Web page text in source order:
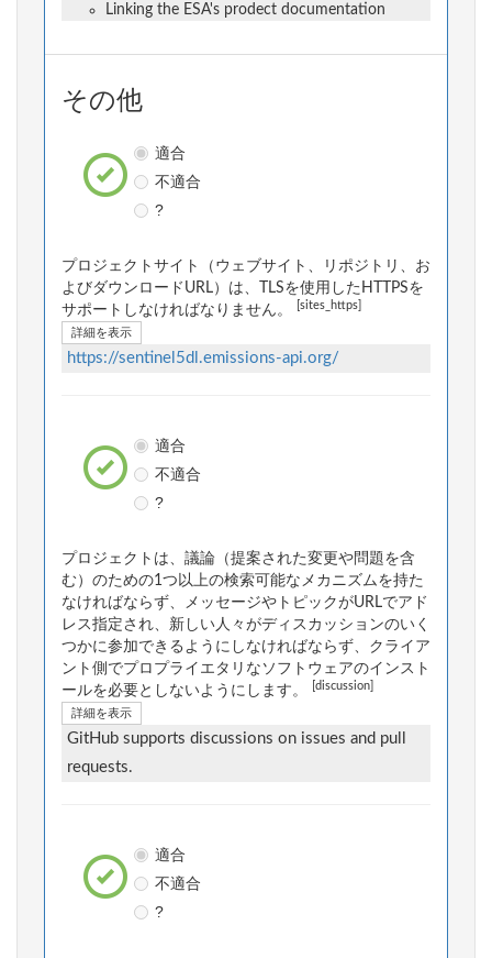
Linking the ESA's prodect documentation
その他
適合
不適合
?
プロジェクトサイト（ウェブサイト、リポジトリ、お
よびダウンロードURL）は、TLSを使用したHTTPSを
サポートしなければなりません。
[sites_https]
詳細を表示
https://sentinel5dl.emissions-api.org/
適合
不適合
?
プロジェクトは、議論（提案された変更や問題を含
む）のための1つ以上の検索可能なメカニズムを持た
なければならず、メッセージやトピックがURLでアド
レス指定され、新しい人々がディスカッションのいく
つかに参加できるようにしなければならず、クライア
ント側でプロプライエタリなソフトウェアのインスト
ールを必要としないようにします。
[discussion]
詳細を表示
GitHub supports discussions on issues and pull
requests.
適合
不適合
?